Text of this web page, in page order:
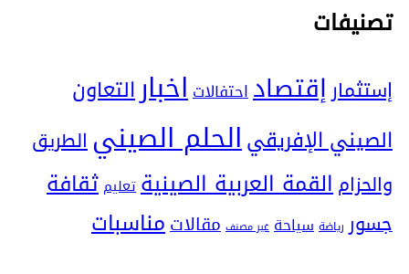
تصنيفات
إستثمارإقتصاداحتفالاتاخبارالتعاون
الصيني الإفريقيالحلم الصينيالطريق
والحزامالقمة العربية الصينيةتعليم ثقافة
جسور رياضة سياحة غير مصنف مقالاتمناسبات